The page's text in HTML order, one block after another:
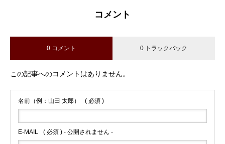
コメント
0 コメント 0 トラックバック
この記事へのコメントはありません。
名前（例：山田 太郎） ( 必須 )
E-MAIL ( 必須 ) - 公開されません -